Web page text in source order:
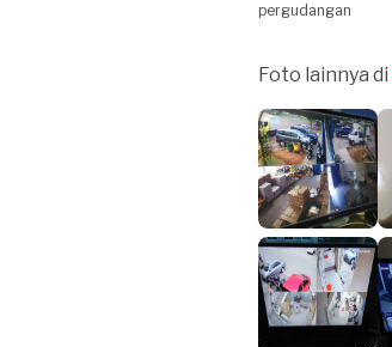
pergudangan
Foto lainnya di